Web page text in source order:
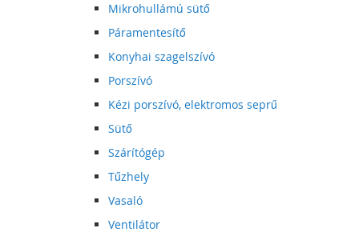
Mikrohullámú sütő
Páramentesítő
Konyhai szagelszívó
Porszívó
Kézi porszívó, elektromos seprű
Sütő
Szárítógép
Tűzhely
Vasaló
Ventilátor